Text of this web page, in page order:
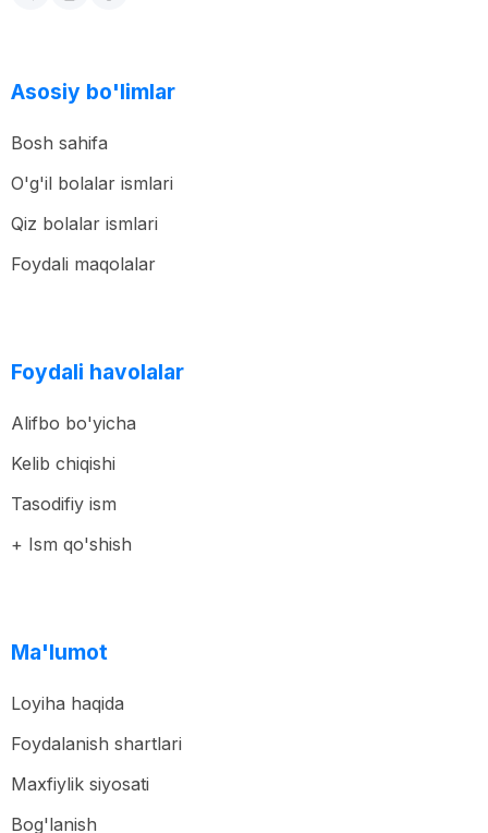
Asosiy bo'limlar
Bosh sahifa
O'g'il bolalar ismlari
Qiz bolalar ismlari
Foydali maqolalar
Foydali havolalar
Alifbo bo'yicha
Kelib chiqishi
Tasodifiy ism
+ Ism qo'shish
Ma'lumot
Loyiha haqida
Foydalanish shartlari
Maxfiylik siyosati
Bog'lanish